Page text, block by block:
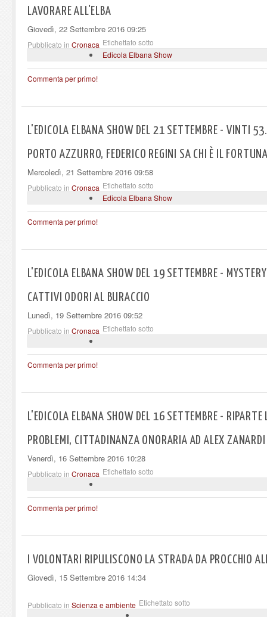
LAVORARE ALL'ELBA
Giovedì, 22 Settembre 2016 09:25
Pubblicato in Cronaca Etichettato sotto
Edicola Elbana Show
Commenta per primo!
L'EDICOLA ELBANA SHOW DEL 21 SETTEMBRE - VINTI
PORTO AZZURRO, FEDERICO REGINI SA CHI È IL
Mercoledì, 21 Settembre 2016 09:58
Pubblicato in Cronaca Etichettato sotto
Edicola Elbana Show
Commenta per primo!
L'EDICOLA ELBANA SHOW DEL 19 SETTEMBRE -
CATTIVI ODORI AL BURACCIO
Lunedì, 19 Settembre 2016 09:52
Pubblicato in Cronaca Etichettato sotto
Commenta per primo!
L'EDICOLA ELBANA SHOW DEL 16 SETTEMBRE -
PROBLEMI, CITTADINANZA ONORARIA AD ALEX ZANARDI
Venerdì, 16 Settembre 2016 10:28
Pubblicato in Cronaca Etichettato sotto
Commenta per primo!
I VOLONTARI RIPULISCONO LA STRADA DA PROCCHIO
Giovedì, 15 Settembre 2016 14:34
Pubblicato in Scienza e ambiente Etichettato sotto